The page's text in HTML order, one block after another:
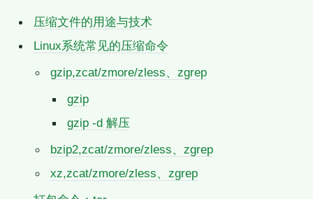
压缩文件的用途与技术
Linux系统常见的压缩命令
gzip,zcat/zmore/zless、zgrep
gzip
gzip -d 解压
bzip2,zcat/zmore/zless、zgrep
xz,zcat/zmore/zless、zgrep